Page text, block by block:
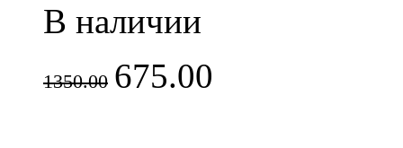
В наличии
1350.00 675.00